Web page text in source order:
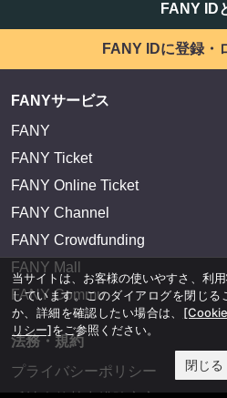
FANY ID
FANY IDに登録・
FANYサービス
FANY
FANY Ticket
FANY Online Ticket
FANY Channel
FANY Crowdfunding
FANY Mall
FANY Commu
法務・規約
プライバシーポリシー
当サイトは、お客様の使いやすさ、利
しています。このダイアログを閉じ
か、詳細を確認したい場合は、
リシー]をご参照ください。
閉じる